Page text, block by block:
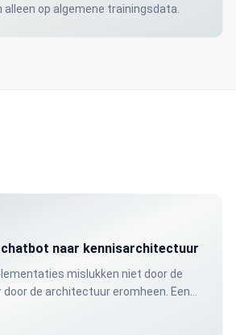
alleen op algemene trainingsdata.
chatbot naar kennisarchitectuur
mislukken niet door de
de architectuur eromheen. Een